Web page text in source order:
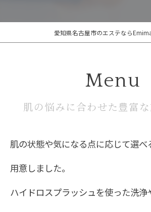
愛知県名古屋市のエステなら
肌の悩みに合わせた豊富
Menu
肌の状態や気になる点に応じて選
用意しました。
ハイドロスプラッシュを使った洗